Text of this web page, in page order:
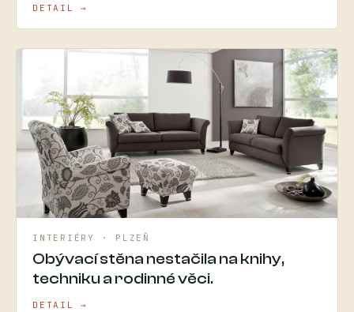
DETAIL →
INTERIÉRY · PLZEŇ
Obývací stěna nestačila na knihy,
techniku a rodinné věci.
DETAIL →